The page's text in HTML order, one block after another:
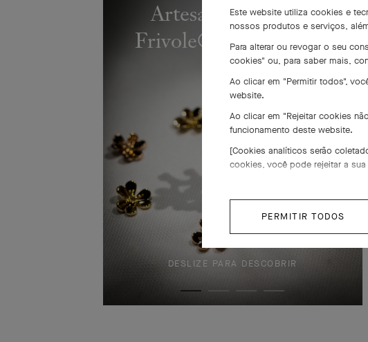
Artesanato do anel
Frivole® com 8 flores
DESLIZE PARA DESCOBRIR
Este website utiliza cookies e
nossos produtos e serviços,
Para alterar ou revogar o seu
cookies" ou, para saber mais,
Ao clicar em "Permitir todos",
website.
Ao clicar em "Rejeitar cookies
funcionamento deste website.
[Cookies analíticos serão
cookies, você pode rejeitar a
PERMITIR TODOS